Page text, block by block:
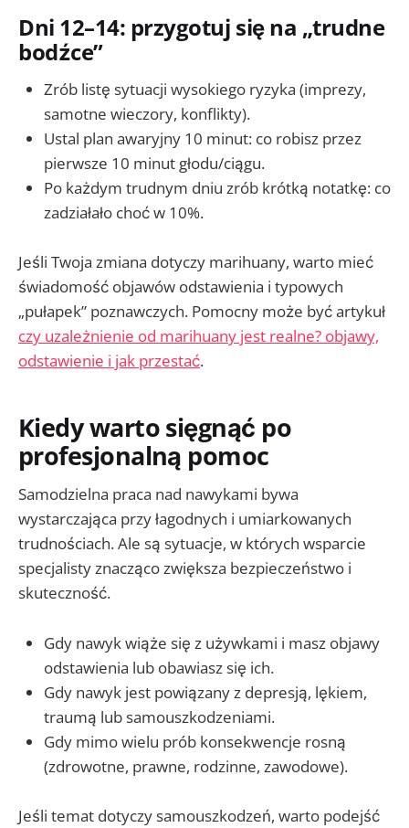
Dni 12–14: przygotuj się na „trudne
bodźce”
Zrób listę sytuacji wysokiego ryzyka (imprezy,
samotne wieczory, konflikty).
Ustal plan awaryjny 10 minut: co robisz przez
pierwsze 10 minut głodu/ciągu.
Po każdym trudnym dniu zrób krótką notatkę: co
zadziałało choć w 10%.
Jeśli Twoja zmiana dotyczy marihuany, warto mieć
świadomość objawów odstawienia i typowych
„pułapek” poznawczych. Pomocny może być artykuł
czy uzależnienie od marihuany jest realne? objawy,
odstawienie i jak przestać.
Kiedy warto sięgnąć po
profesjonalną pomoc
Samodzielna praca nad nawykami bywa
wystarczająca przy łagodnych i umiarkowanych
trudnościach. Ale są sytuacje, w których wsparcie
specjalisty znacząco zwiększa bezpieczeństwo i
skuteczność.
Gdy nawyk wiąże się z używkami i masz objawy
odstawienia lub obawiasz się ich.
Gdy nawyk jest powiązany z depresją, lękiem,
traumą lub samouszkodzeniami.
Gdy mimo wielu prób konsekwencje rosną
(zdrowotne, prawne, rodzinne, zawodowe).
Jeśli temat dotyczy samouszkodzeń, warto podejść